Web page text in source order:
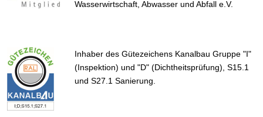
Wasserwirtschaft, Abwasser und Abfall e.V.
Inhaber des Gütezeichens Kanalbau Gruppe "I"
(Inspektion) und "D" (Dichtheitsprüfung), S15.1
und S27.1 Sanierung.